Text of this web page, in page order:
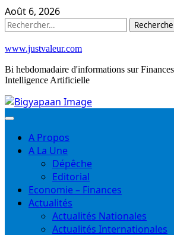
Skip
to
Août 6, 2026
Rechercher :
www.justvaleur.com
Bi hebdomadaire d'informations sur
Intelligence Artificielle
A Propos
A La Une
Dépêche
Editorial
Economie – Finances
Actualités
Actualités Nationales
Actualités Internationales